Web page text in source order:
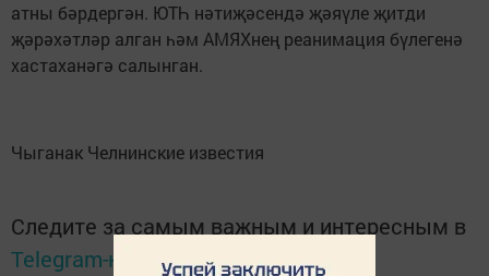
атны бәрдергән. ЮТҺ нәтиҗәсендә җәяүле җитди
җәрәхәтләр алган һәм АМЯХнең реанимация бүлегенә
хастаханәгә салынган.
Чыганак Челнинские известия
Следите за самым важным и интересным в
Telegram-каналеТатмедиа